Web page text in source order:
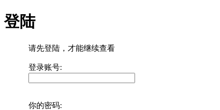
登陆
请先登陆，才能继续查看
登录账号:
你的密码: